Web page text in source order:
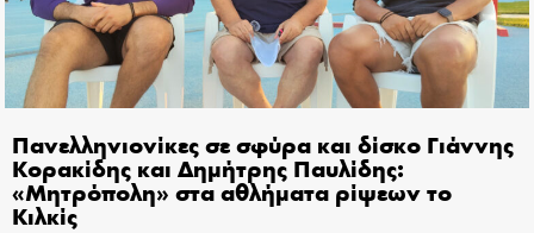
Πανελληνιονίκες σε σφύρα και δίσκο Γιάννης
Κορακίδης και Δημήτρης Παυλίδης:
«Μητρόπολη» στα αθλήματα ρίψεων το
Κιλκίς